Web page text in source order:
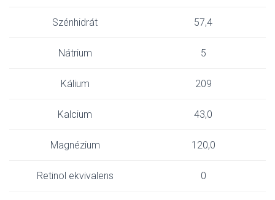
Szénhidrát 57,4
Nátrium 5
Kálium 209
Kalcium 43,0
Magnézium 120,0
Retinol ekvivalens 0